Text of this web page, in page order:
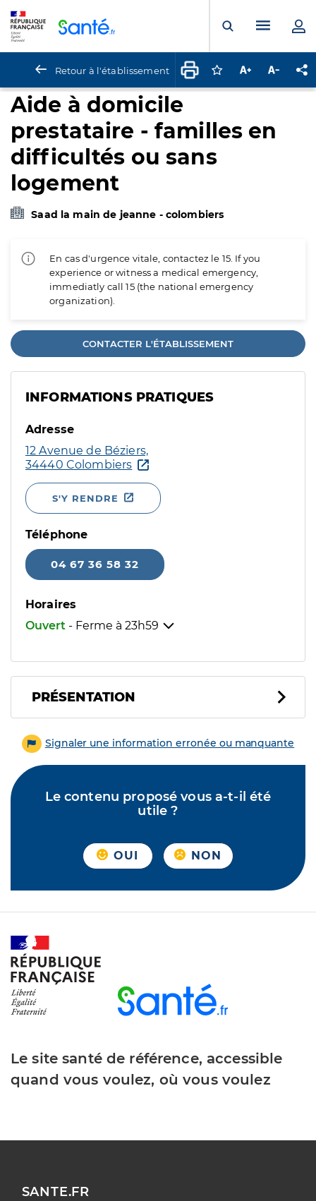
Ouvrir laMenu
Retour à l'établissement Connectez-vous
Augmenter la
Aide à domicile
prestataire - familles en
difficultés ou sans
logement
Saad la main de jeanne - colombiers
En cas d'urgence vitale, contactez le 15. If you
experience or witness a medical emergency,
immediatly call 15 (the national emergency
organization).
CONTACTER L'ÉTABLISSEMENT
INFORMATIONS PRATIQUES
Adresse
12 Avenue de Béziers,
34440 Colombiers
S'Y RENDRE
Téléphone
04 67 36 58 32
Horaires
Ouvert - Ferme à 23h59
PRÉSENTATION
Signaler une information erronée ou manquante
Le contenu proposé vous a-t-il été
utile ?
OUI NON
Le site santé de référence, accessible
quand vous voulez, où vous voulez
SANTE.FR